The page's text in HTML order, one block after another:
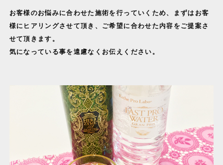
お客様のお悩みに合わせた施術を行っていくため、まずはお客
様にヒアリングさせて頂き、ご希望に合わせた内容をご提案さ
せて頂きます。
気になっている事を遠慮なくお伝えください。